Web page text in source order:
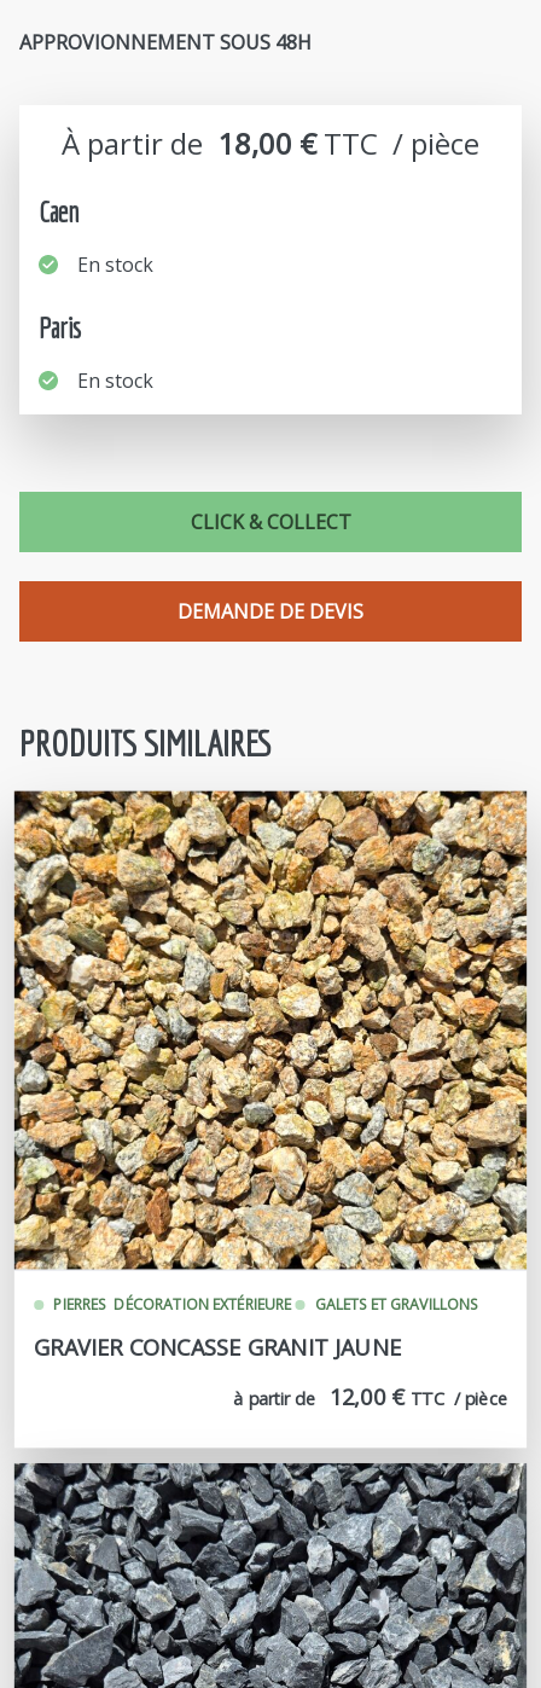
APPROVIONNEMENT SOUS 48H
À partir de 18,00 €TTC  / pièce
Caen
En stock
Paris
En stock
CLICK & COLLECT
DEMANDE DE DEVIS
PRODUITS SIMILAIRES
PIERRES DÉCORATION EXTÉRIEURE GALETS ET GRAVILLONS
GRAVIER CONCASSE GRANIT JAUNE
à partir de 12,00 € TTC  / pièce